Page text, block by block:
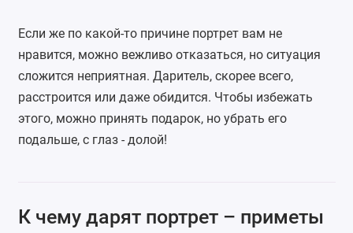
Если же по какой-то причине портрет вам не
нравится, можно вежливо отказаться, но ситуация
сложится неприятная. Даритель, скорее всего,
расстроится или даже обидится. Чтобы избежать
этого, можно принять подарок, но убрать его
подальше, с глаз - долой!
К чему дарят портрет – приметы